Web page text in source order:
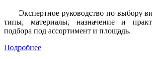
Экспертное руководство по выбору
типы, материалы, назначение и
подбора под ассортимент и площадь.
Подробнее